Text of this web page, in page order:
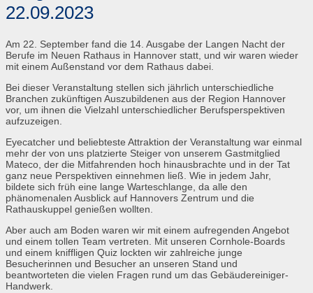
22.09.2023
Am 22. September fand die 14. Ausgabe der Langen Nacht der
Berufe im Neuen Rathaus in Hannover statt, und wir waren wieder
mit einem Außenstand vor dem Rathaus dabei.
Bei dieser Veranstaltung stellen sich jährlich unterschiedliche
Branchen zukünftigen Auszubildenen aus der Region Hannover
vor, um ihnen die Vielzahl unterschiedlicher Berufsperspektiven
aufzuzeigen.
Eyecatcher und beliebteste Attraktion der Veranstaltung war einmal
mehr der von uns platzierte Steiger von unserem Gastmitglied
Mateco, der die Mitfahrenden hoch hinausbrachte und in der Tat
ganz neue Perspektiven einnehmen ließ. Wie in jedem Jahr,
bildete sich früh eine lange Warteschlange, da alle den
phänomenalen Ausblick auf Hannovers Zentrum und die
Rathauskuppel genießen wollten.
Aber auch am Boden waren wir mit einem aufregenden Angebot
und einem tollen Team vertreten. Mit unseren Cornhole-Boards
und einem kniffligen Quiz lockten wir zahlreiche junge
Besucherinnen und Besucher an unseren Stand und
beantworteten die vielen Fragen rund um das Gebäudereiniger-
Handwerk.